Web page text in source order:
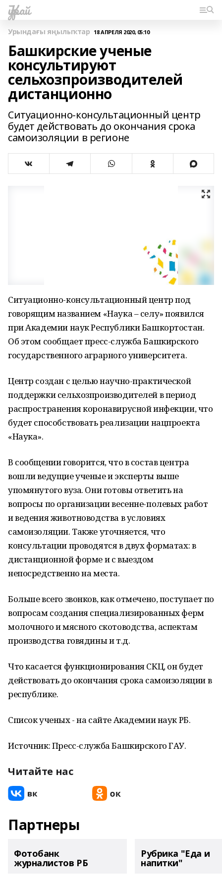
Ҡурай
Урындағы яңылыҡтар 18 АПРЕЛЯ 2020, 05:10
Башкирские ученые
консультируют
сельхозпроизводителей
дистанционно
Ситуационно-консультационный центр
будет действовать до окончания срока
самоизоляции в регионе
Ситуационно-консультационный центр под
говорящим названием «Наука – селу» появился
при Академии наук Республики Башкортостан.
Об этом сообщает пресс-служба Башкирского
государственного аграрного университета.
Центр создан с целью научно-практической
поддержки сельхозпроизводителей в период
распространения коронавирусной инфекции, что
будет способствовать реализации нацпроекта
«Наука».
В сообщении говорится, что в состав центра
вошли ведущие ученые и эксперты выше
упомянутого вуза. Они готовы ответить на
вопросы по организации весенне-полевых работ
и ведения животноводства в условиях
самоизоляции. Также уточняется, что
консультации проводятся в двух форматах: в
дистанционной форме и с выездом
непосредственно на места.
Больше всего звонков, как отмечено, поступает по
вопросам создания специализированных ферм
молочного и мясного скотоводства, аспектам
производства говядины и т.д.
Что касается функционирования СКЦ, он будет
действовать до окончания срока самоизоляции в
республике.
Список ученых - на сайте Академии наук РБ.
Источник: Пресс-служба Башкирского ГАУ.
Читайте нас
Партнеры
Фотобанк
журналистов РБ
Рубрика "Еда и
напитки"